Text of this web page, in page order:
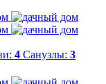
4 Санузлы: 3